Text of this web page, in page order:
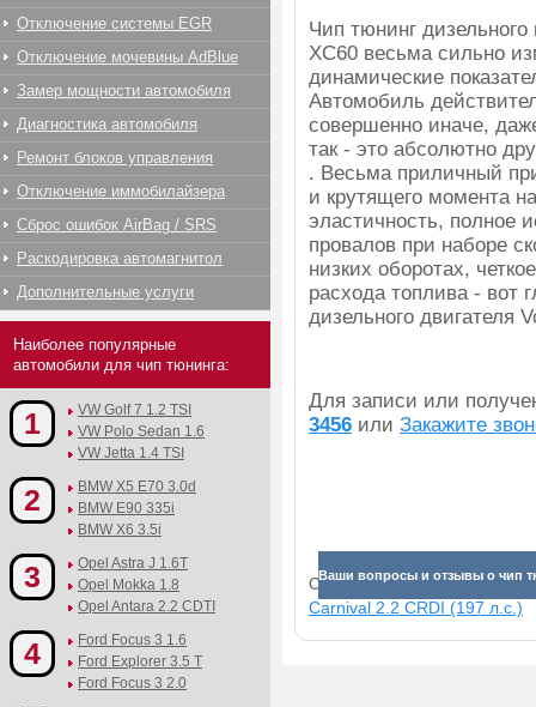
Чип тюнинг дизельного
XC60 весьма сильно
динамические
Автомобиль
совершенно иначе,
так - это абсолютно
. Весьма приличный
и крутящего момента
эластичность, полное
провалов при наборе
низких оборотах,
расхода топлива - вот
дизельного двигателя
Для записи или
3456 или Закажите
Ваши вопросы и отзывы о чип
Смотрите прибавки для
Carnival 2.2 CRDI (197 л.с.)
Отключение системы EGR
Отключение мочевины AdBlue
Замер мощности автомобиля
Диагностика автомобиля
Ремонт блоков управления
Отключение иммобилайзера
Сброс ошибок AirBag / SRS
Раскодировка автомагнитол
Дополнительные услуги
Наиболее популярные
автомобили для чип тюнинга:
1
VW Golf 7 1.2 TSI
VW Polo Sedan 1.6
VW Jetta 1.4 TSI
2
BMW X5 E70 3.0d
BMW E90 335i
BMW X6 3.5i
3
Opel Astra J 1.6T
Opel Mokka 1.8
Opel Antara 2.2 CDTI
4
Ford Focus 3 1.6
Ford Explorer 3.5 T
Ford Focus 3 2.0